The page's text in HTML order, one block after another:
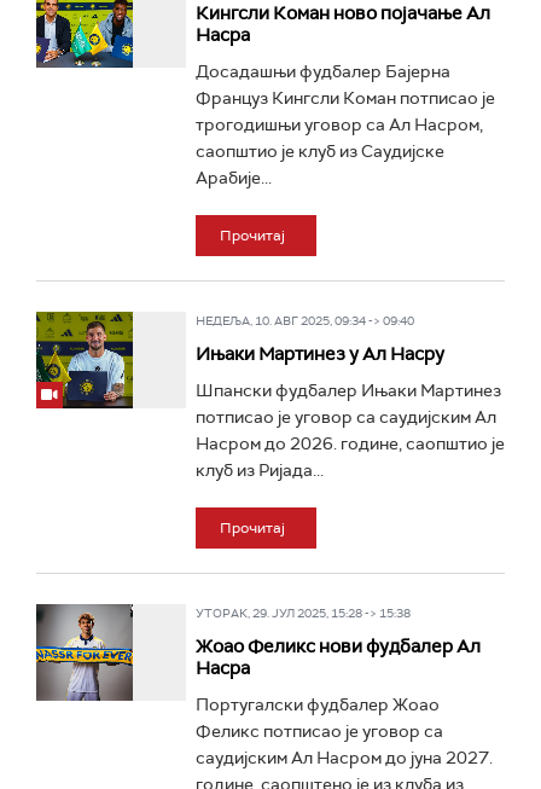
Кингсли Коман ново појачање Ал
Насра
Досадашњи фудбалер Бајерна
Француз Кингсли Коман потписао је
трогодишњи уговор са Ал Насром,
саопштио је клуб из Саудијске
Арабије...
Прочитај
НЕДЕЉА, 10. АВГ 2025, 09:34 -> 09:40
Ињаки Мартинез у Ал Насру
Шпански фудбалер Ињаки Мартинез
потписао је уговор са саудијским Ал
Насром до 2026. године, саопштио је
клуб из Ријада...
Прочитај
УТОРАК, 29. ЈУЛ 2025, 15:28 -> 15:38
Жоао Феликс нови фудбалер Ал
Насра
Португалски фудбалер Жоао
Феликс потписао је уговор са
саудијским Ал Насром до јуна 2027.
године, саопштено је из клуба из